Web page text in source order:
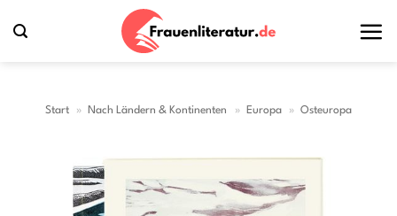
Inhalt
Start » Nach Ländern & Kontinenten » Europa » Osteuropa